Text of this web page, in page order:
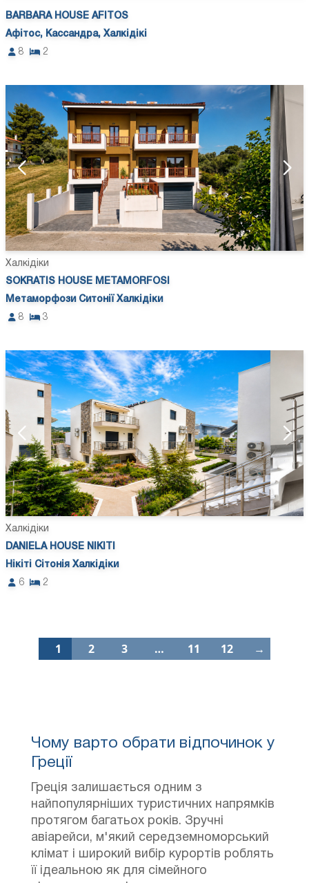
BARBARA HOUSE AFITOS
Афітос, Кассандра, Халкідікі
8
2
Халкідіки
SOKRATIS HOUSE METAMORFOSI
Метаморфози Ситонії Халкідіки
8
3
Халкідіки
DANIELA HOUSE NIKITI
Нікіті Сітонія Халкідіки
6
2
1 2 3 … 11 12 →
Чому варто обрати відпочинок у
Греції
Греція залишається одним з
найпопулярніших туристичних напрямків
протягом багатьох років. Зручні
авіарейси, м'який середземноморський
клімат і широкий вибір курортів роблять
її ідеальною як для сімейного